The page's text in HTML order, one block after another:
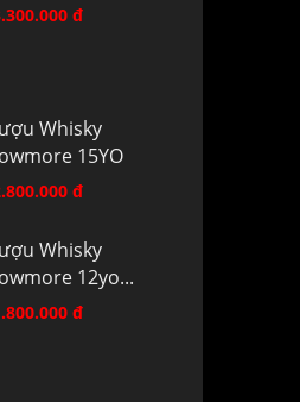
đ
Whisky
15YO
đ
Whisky
12yo...
đ